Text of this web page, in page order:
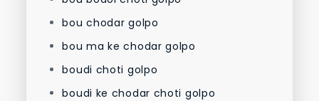
bou chodar golpo
bou ma ke chodar golpo
boudi choti golpo
boudi ke chodar choti golpo